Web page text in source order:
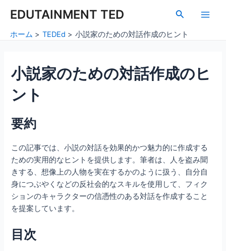
EDUTAINMENT TED
検
Main
ホーム TEDEd 小説家のための対話作成のヒント
小説家のための対話作成のヒ
ント
要約
この記事では、小説の対話を効果的かつ魅力的に作成する
ための実用的なヒントを提供します。筆者は、人を盗み聞
きする、想像上の人物を実在するかのように扱う、自分自
身につぶやくなどの反社会的なスキルを使用して、フィク
ションのキャラクターの信憑性のある対話を作成すること
を提案しています。
目次
navigation